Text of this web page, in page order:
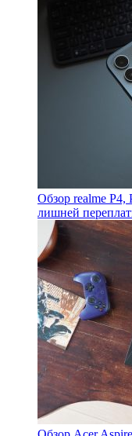
Обзор realme P4,
лишней